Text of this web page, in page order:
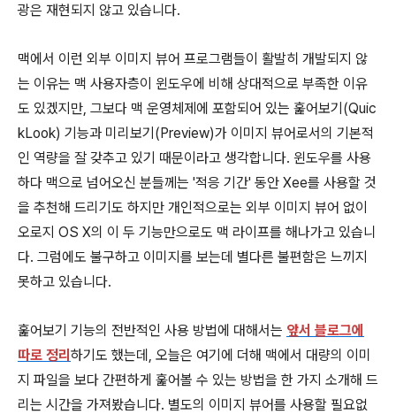
광은 재현되지 않고 있습니다.
맥에서 이런 외부 이미지 뷰어 프로그램들이 활발히 개발되지 않
는 이유는 맥 사용자층이 윈도우에 비해 상대적으로 부족한 이유
도 있겠지만, 그보다 맥 운영체제에 포함되어 있는 훑어보기(Quic
kLook) 기능과 미리보기(Preview)가 이미지 뷰어로서의 기본적
인 역량을 잘 갖추고 있기 때문이라고 생각합니다. 윈도우를 사용
하다 맥으로 넘어오신 분들께는 '적응 기간' 동안 Xee를 사용할 것
을 추천해 드리기도 하지만 개인적으로는 외부 이미지 뷰어 없이
오로지 OS X의 이 두 기능만으로도 맥 라이프를 해나가고 있습니
다. 그럼에도 불구하고 이미지를 보는데 별다른 불편함은 느끼지
못하고 있습니다.
훑어보기 기능의 전반적인 사용 방법에 대해서는 앞서 블로그에
따로 정리 하기도 했는데, 오늘은 여기에 더해 맥에서 대량의 이미
지 파일을 보다 간편하게 훑어볼 수 있는 방법을 한 가지 소개해 드
리는 시간을 가져봤습니다. 별도의 이미지 뷰어를 사용할 필요없